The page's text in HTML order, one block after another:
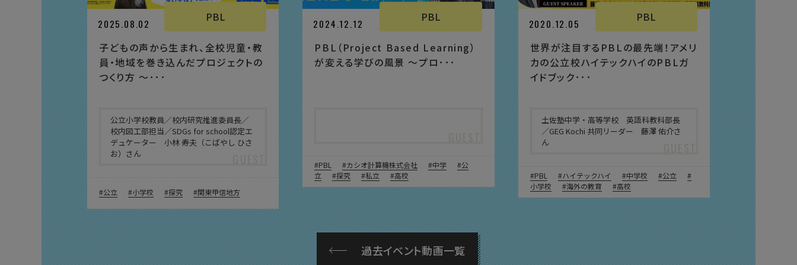
2025.08.02
PBL
子どもの声から生まれ、全校児童・教
員・地域を巻き込んだプロジェクトの
つくり方 〜･･･
公立小学校教員／校内研究推進委員長／
校内図工部担当／SDGs for school認定エ
デュケーター 小林 寿夫（こばやし ひさ
お）さん
公立 小学校 探究 関東甲信地方
2024.12.12
PBL
PBL（Project Based Learning）
が変える学びの風景 ～プロ･･･
PBL カシオ計算機株式会社 中学
公
立
探究 私立 高校
2020.12.05
PBL
世界が注目するPBLの最先端！アメリ
カの公立校ハイテックハイのPBLガ
イドブック･･･
土佐塾中学・高等学校 英語科教科部長
／GEG Kochi 共同リーダー 藤澤 佑介さ
ん
PBL ハイテックハイ 中学校
公立
小学校
海外の教育 高校
過去イベント動画一覧